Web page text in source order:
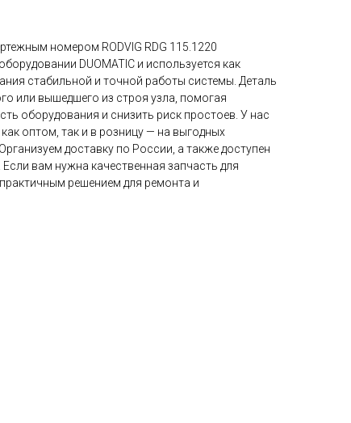
номером RODVIG RDG 115.1220
DUOMATIC и используется как
стабильной и точной работы системы. Деталь
или вышедшего из строя узла, помогая
оборудования и снизить риск простоев. У нас
оптом, так и в розницу — на выгодных
доставку по России, а также доступен
вам нужна качественная запчасть для
практичным решением для ремонта и